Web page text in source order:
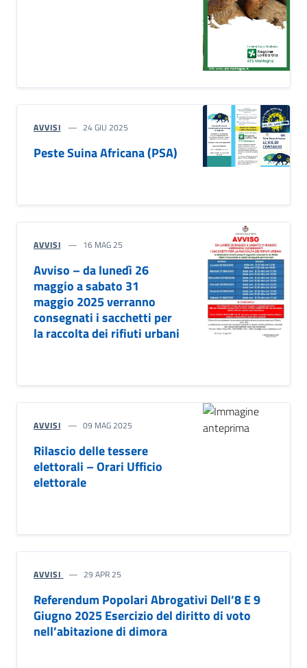
AVVISI 24 GIU 2025
Peste Suina Africana (PSA)
AVVISI 16 MAG 25
Avviso – da lunedì 26
maggio a sabato 31
maggio 2025 verranno
consegnati i sacchetti per
la raccolta dei rifiuti urbani
AVVISI 09 MAG 2025
Rilascio delle tessere
elettorali – Orari Ufficio
elettorale
AVVISI 29 APR 25
Referendum Popolari Abrogativi Dell’8 E 9
Giugno 2025 Esercizio del diritto di voto
nell’abitazione di dimora